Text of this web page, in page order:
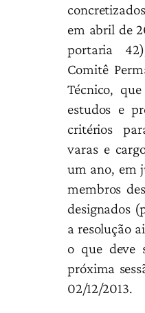
em abril de
portaria
Comitê
Técnico,
estudos e
critérios
varas e
um ano, em
membros
designados
a resolução
o que deve
próxima
02/12/2013.